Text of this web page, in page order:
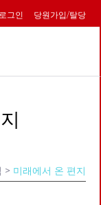
로그인 당원가입/탈당
> 미래에서 온 편지